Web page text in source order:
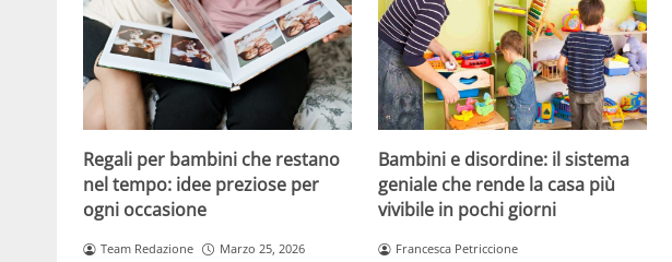
Regali per bambini che restano
nel tempo: idee preziose per
ogni occasione
Team Redazione Marzo 25, 2026
Bambini e disordine: il sistema
geniale che rende la casa più
vivibile in pochi giorni
Francesca Petriccione